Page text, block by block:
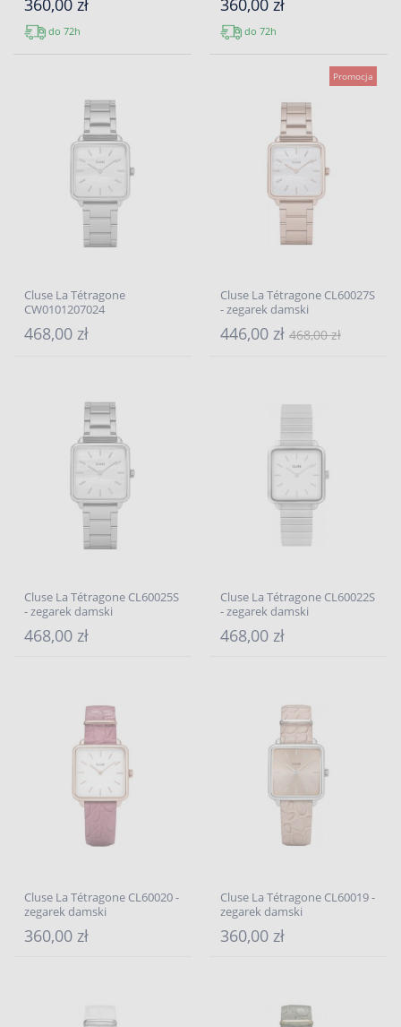
360,00 zł
do 72h
360,00 zł
do 72h
Cluse La Tétragone
CW0101207024
468,00 zł
Promocja
Cluse La Tétragone CL60027S
- zegarek damski
446,00 zł 468,00 zł
Cluse La Tétragone CL60025S
- zegarek damski
468,00 zł
Cluse La Tétragone CL60022S
- zegarek damski
468,00 zł
Cluse La Tétragone CL60020 -
zegarek damski
360,00 zł
Cluse La Tétragone CL60019 -
zegarek damski
360,00 zł